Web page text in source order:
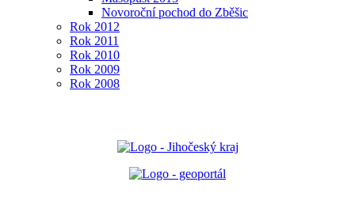
Novoroční pochod do Zběšic
Rok 2012
Rok 2011
Rok 2010
Rok 2009
Rok 2008